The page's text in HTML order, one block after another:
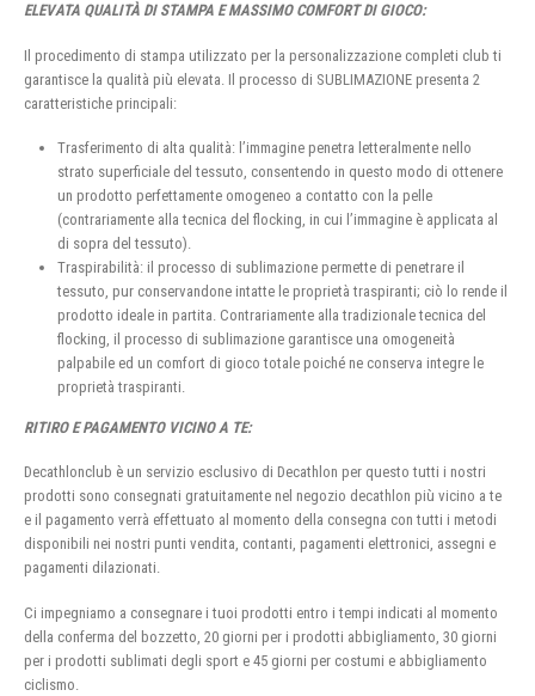
ELEVATA QUALITÀ DI STAMPA E MASSIMO COMFORT DI GIOCO:
Il procedimento di stampa utilizzato per la personalizzazione completi club ti
garantisce la qualità più elevata. Il processo di SUBLIMAZIONE presenta 2
caratteristiche principali:
Trasferimento di alta qualità: l’immagine penetra letteralmente nello
strato superficiale del tessuto, consentendo in questo modo di ottenere
un prodotto perfettamente omogeneo a contatto con la pelle
(contrariamente alla tecnica del flocking, in cui l’immagine è applicata al
di sopra del tessuto).
Traspirabilità: il processo di sublimazione permette di penetrare il
tessuto, pur conservandone intatte le proprietà traspiranti; ciò lo rende il
prodotto ideale in partita. Contrariamente alla tradizionale tecnica del
flocking, il processo di sublimazione garantisce una omogeneità
palpabile ed un comfort di gioco totale poiché ne conserva integre le
proprietà traspiranti.
RITIRO E PAGAMENTO VICINO A TE:
Decathlonclub è un servizio esclusivo di Decathlon per questo tutti i nostri
prodotti sono consegnati gratuitamente nel negozio decathlon più vicino a te
e il pagamento verrà effettuato al momento della consegna con tutti i metodi
disponibili nei nostri punti vendita, contanti, pagamenti elettronici, assegni e
pagamenti dilazionati.
Ci impegniamo a consegnare i tuoi prodotti entro i tempi indicati al momento
della conferma del bozzetto, 20 giorni per i prodotti abbigliamento, 30 giorni
per i prodotti sublimati degli sport e 45 giorni per costumi e abbigliamento
ciclismo.